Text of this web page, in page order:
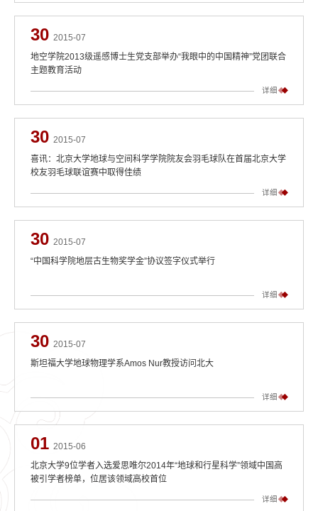
30 2015-07
地空学院2013级遥感博士生党支部举办“我眼中的中国精神”党团联合
主题教育活动
详细
30 2015-07
喜讯：北京大学地球与空间科学学院院友会羽毛球队在首届北京大学
校友羽毛球联谊赛中取得佳绩
详细
30 2015-07
“中国科学院地层古生物奖学金”协议签字仪式举行
详细
30 2015-07
斯坦福大学地球物理学系Amos Nur教授访问北大
详细
01 2015-06
北京大学9位学者入选爱思唯尔2014年“地球和行星科学”领域中国高
被引学者榜单，位居该领域高校首位
详细